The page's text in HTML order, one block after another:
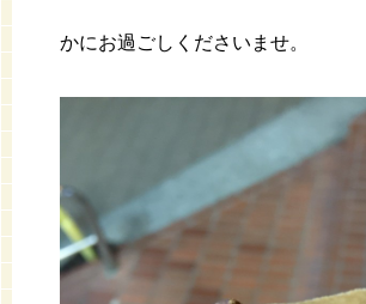
かにお過ごしくださいませ。